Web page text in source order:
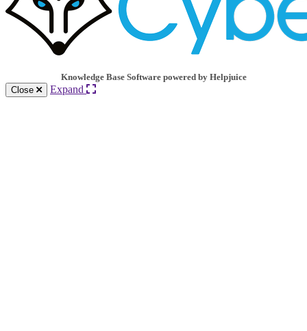
Knowledge Base Software powered by Helpjuice
Close
Expand